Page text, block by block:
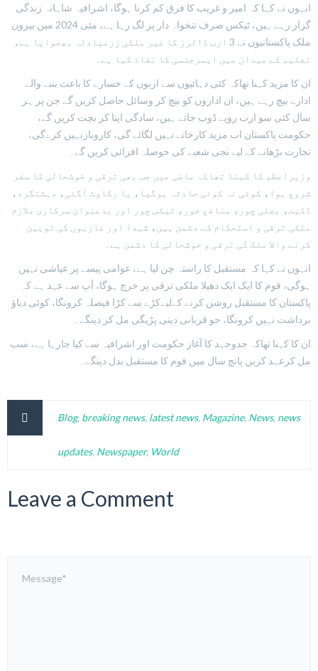
انہوں نے کہا کہ امیر و غریب کا فرق کم کرنا ہوگا، اشرافیہ شاہانہ زندگی
گزار رہے ہیں، ٹیکس صرف تنخواہ دار پر لگ رہا ہے، مئی 2024 میں بیرون
ملک پاکستانیوں نے 3 ارب ڈالرز کا غیر ملکی زرمبادلہ بھجوایا ہے،
تعلیم کے میدان میں ایمرجنسی کا نفاذ کیا ہے۔
ان کا مزید کہنا تھاکہ کئی دہائیوں سے اربوں کے خسارے کا باعث بننے والے
ادارے بیچ رہے ہیں، ان اداروں کو بیچ کر وسائل حاصل کریں گے جن پر ہر
سال کئی سو ارب روپے ڈوب جاتے ہیں، سادگی اپنا کر بچت کریں گے،
حکومت پاکستان اب مزید کارخانے نہیں لگائے گی، کاروبارنہیں کرےگی،
تجارت بڑھانے کے لیے نجی شعبے کی حوصلہ افزائی کریں گے۔
وزیراعظم کا کہنا تھاکہ ماضی میں جب بھی ترقی و خوشحالی کا سفر
شروع ہوا، کوئی نہ کوئی حادثہ ہوگیا، یا رکاوٹ آگئی، دہشتگرد،
ڈکیت، بجلی چور، منافع خور، ٹیکس چور اور بدعنوان سرکاری ملازم
ملکی ترقی و استحکام کے دشمن ہیں، شہدا اور غازیوں کی توہین
کرنے والا ملک کی ترقی و خوشحالی کا دشمن ہے۔
انہوں نے کہا کہ مستقبل کا راستہ چن لیا ہے، عوامی پیسے پر عیاشی نہیں
ہوگی، قوم کا ایک ایک دھیلا ملکی ترقی پر خرچ ہوگا، آپ سے عہد ہے کہ
پاکستان کا مستقبل روشن کرنے کےلیےکڑے سے کڑا فیصلہ کرونگا، کوئی دباؤ
برداشت نہیں کرونگا، جو قربانی دینی پڑیگی مل کر دینگے۔
ان کا کہنا تھاکہ جدوجہد کا آغاز حکومت اور اشرافیہ سے کیا جارہا ہے، سب
مل کرعہد کریں پانچ سال میں قوم کا مستقبل بدل دینگے۔
Blog, breaking news, latest news, Magazine, News, news
updates, Newspaper, World
Leave a Comment